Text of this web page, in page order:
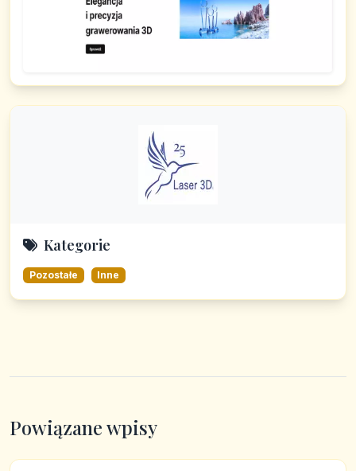
Kategorie
Pozostałe Inne
Powiązane wpisy